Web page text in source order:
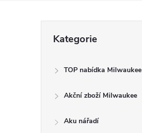
kategorie
Kategorie
TOP nabídka Milwaukee
Akční zboží Milwaukee
Aku nářadí